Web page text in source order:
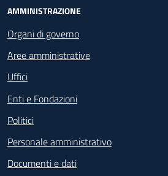
Footer - Navigazione
AMMINISTRAZIONE
Organi di governo
Aree amministrative
Uffici
Enti e Fondazioni
Politici
Personale amministrativo
Documenti e dati